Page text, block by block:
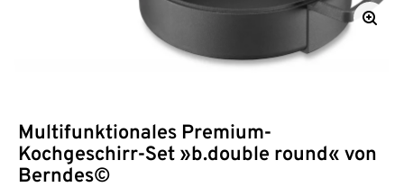
Multifunktionales Premium-
Kochgeschirr-Set »b.double round« von
Berndes©